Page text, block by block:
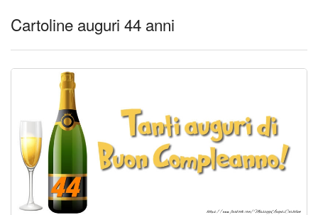
Cartoline auguri 44 anni